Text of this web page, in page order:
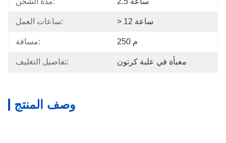
ساعات العمل: > 12 ساعة
مسافة: 250 م
تفاصيل التغليف: معبأة في علبة كرتون
وصف المنتج